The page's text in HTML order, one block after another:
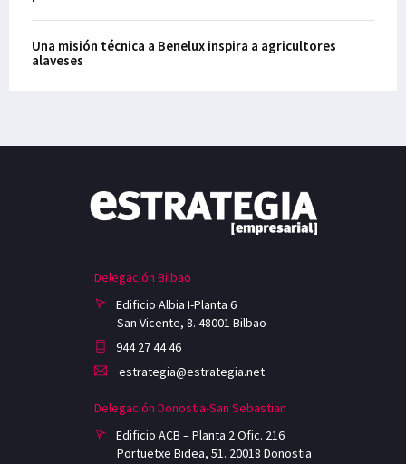
Una misión técnica a Benelux inspira a agricultores
alaveses
Delegación Bilbao
Edificio Albia I-Planta 6
San Vicente, 8. 48001 Bilbao
944 27 44 46
estrategia@estrategia.net
Delegación Donostia-San Sebastian
Edificio ACB – Planta 2 Ofic. 216
Portuetxe Bidea, 51. 20018 Donostia